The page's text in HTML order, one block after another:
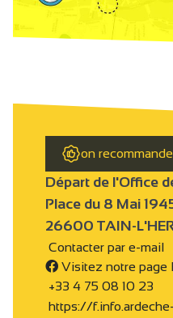
on
Départ de l'Office
Place du 8 Mai
26600 TAIN-
Contacter par e-mail
Visitez notre page
+33 4 75 08 10 23
https://